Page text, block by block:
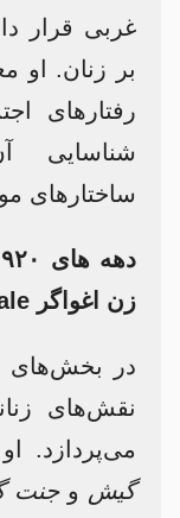
غربی قرار
بر زنان. او
رفتارهای
شناسایی
ساختارهای
زن اغواگر femme fatale
در بخش‌های
می‌پردازد.
گیش وجنت